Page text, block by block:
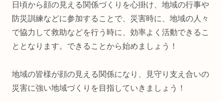
日頃から顔の見える関係づくりを心掛け、地域の行事や
防災訓練などに参加することで、災害時に、地域の人々
で協力して救助などを行う時に、効率よく活動できるこ
ととなります。できることから始めましょう！
地域の皆様が顔の見える関係になり、見守り支え合いの
災害に強い地域づくりを目指していきましょう！